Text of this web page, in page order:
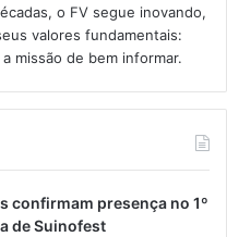
o FV segue inovando,
valores fundamentais:
missão de bem informar.​
confirmam presença no 1º
de Suinofest